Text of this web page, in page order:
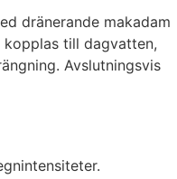
dränerande makadam
till dagvatten,
Avslutningsvis